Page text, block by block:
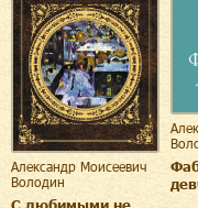
Александр Моисеевич
Володин